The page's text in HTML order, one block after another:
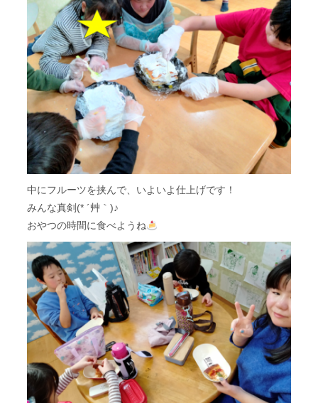
中にフルーツを挟んで、いよいよ仕上げです！
みんな真剣(* ´艸｀)♪
おやつの時間に食べようね